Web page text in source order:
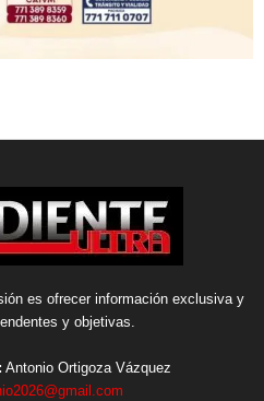
es ofrecer información exclusiva y
y objetivas.
Antonio Ortigoza Vázquez